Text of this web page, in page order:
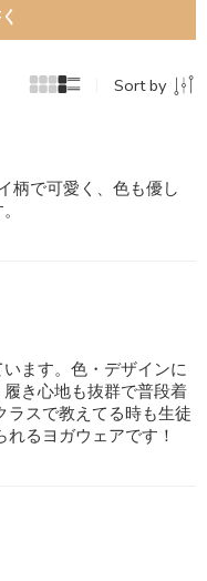
Sort by
柄で可愛く、色も優し
ます。色・デザインに
き心地も抜群で普段着
ラスで教えてる時も生徒
るヨガウェアです！